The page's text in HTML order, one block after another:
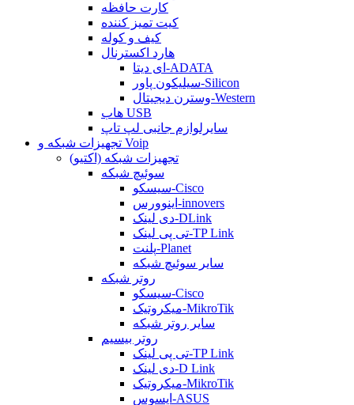
کارت حافظه
کیت تمیز کننده
کیف و کوله
هارد اکسترنال
ای دیتا-ADATA
سیلیکون پاور-Silicon
وسترن دیجیتال-Western
هاب USB
سایرلوازم جانبی لپ تاپ
تجهیزات شبکه و Voip
تجهیزات شبکه (اکتیو)
سوئیچ شبکه
سیسکو-Cisco
اینوورس-innovers
دی لینک-DLink
تی پی لینک-TP Link
پلنت-Planet
سایر سوئیچ شبکه
روتر شبکه
سیسکو-Cisco
میکروتیک-MikroTik
سایر روتر شبکه
روتر بیسیم
تی پی لینک-TP Link
دی لینک-D Link
میکروتیک-MikroTik
ایسوس-ASUS